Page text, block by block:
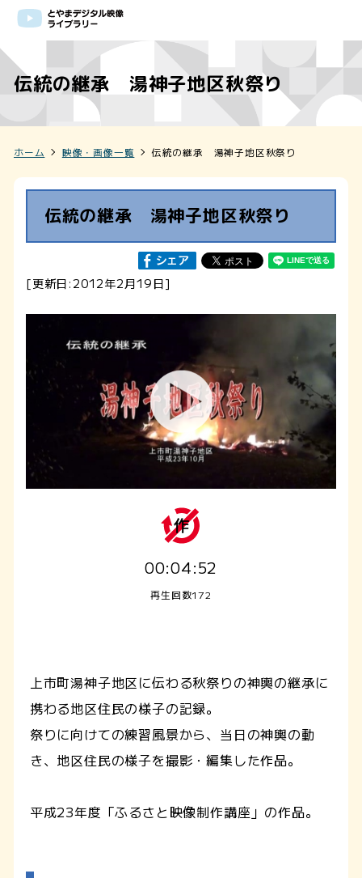
伝統の継承 湯神子地区秋祭り
ホーム 映像・画像一覧 伝統の継承 湯神子地区秋祭り
伝統の継承 湯神子地区秋祭り
[更新日:2012年2月19日]
00:04:52
再生回数172
上市町湯神子地区に伝わる秋祭りの神輿の継承に
携わる地区住民の様子の記録。
祭りに向けての練習風景から、当日の神輿の動
き、地区住民の様子を撮影・編集した作品。
平成23年度「ふるさと映像制作講座」の作品。